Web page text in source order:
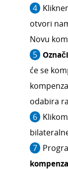
otvori
Novu
će se
odabira